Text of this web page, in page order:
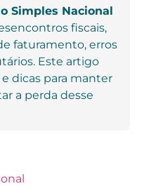
Simples Nacional
fiscais,
faturamento, erros
Este artigo
dicas para manter
a perda desse